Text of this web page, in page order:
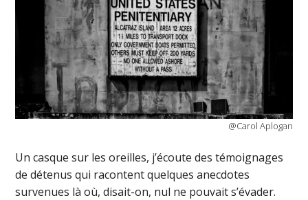
@Carol Aplogan
Un casque sur les oreilles, j’écoute des témoignages
de détenus qui racontent quelques anecdotes
survenues là où, disait-on, nul ne pouvait s’évader.